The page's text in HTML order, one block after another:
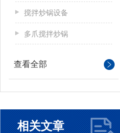
搅拌炒锅设备
多爪搅拌炒锅
查看全部
相关文章